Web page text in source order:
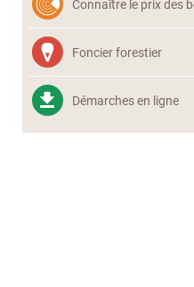
Connaître le prix des
Foncier forestier
Démarches en ligne